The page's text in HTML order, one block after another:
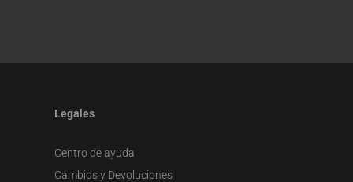
Legales
Centro de ayuda
Cambios y Devoluciones